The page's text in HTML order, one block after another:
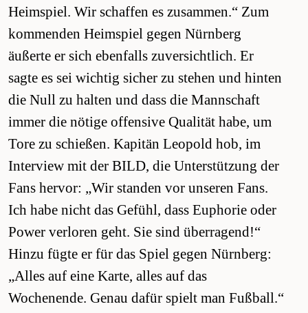
Heimspiel. Wir schaffen es zusammen.“ Zum
kommenden Heimspiel gegen Nürnberg
äußerte er sich ebenfalls zuversichtlich. Er
sagte es sei wichtig sicher zu stehen und hinten
die Null zu halten und dass die Mannschaft
immer die nötige offensive Qualität habe, um
Tore zu schießen. Kapitän Leopold hob, im
Interview mit der BILD, die Unterstützung der
Fans hervor: „Wir standen vor unseren Fans.
Ich habe nicht das Gefühl, dass Euphorie oder
Power verloren geht. Sie sind überragend!“
Hinzu fügte er für das Spiel gegen Nürnberg:
„Alles auf eine Karte, alles auf das
Wochenende. Genau dafür spielt man Fußball.“